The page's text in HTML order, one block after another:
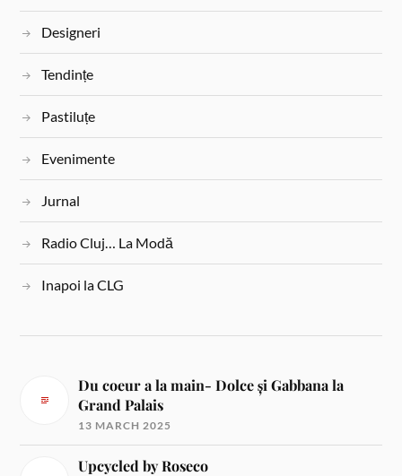
Designeri
Tendințe
Pastiluțe
Evenimente
Jurnal
Radio Cluj… La Modă
Inapoi la CLG
Du coeur a la main- Dolce și Gabbana la
Grand Palais
13 MARCH 2025
Upcycled by Roseco